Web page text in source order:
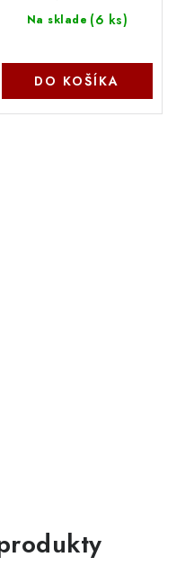
Na sklade (6 ks)
DO KOŠÍKA